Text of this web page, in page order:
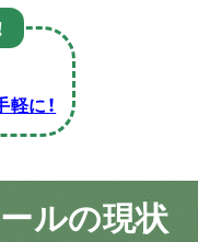
に！
ルの現状